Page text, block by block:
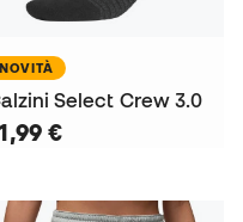
NOVITÀ
Select Crew 3.0
€